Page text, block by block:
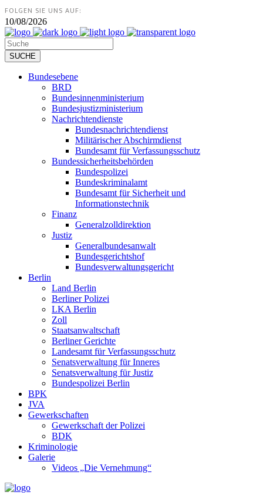
FOLGEN SIE UNS AUF:
10/08/2026
Bundesebene
BRD
Bundesinnenministerium
Bundesjustizministerium
Nachrichtendienste
Bundesnachrichtendienst
Militärischer Abschirmdienst
Bundesamt für Verfassungsschutz
Bundessicherheitsbehörden
Bundespolizei
Bundeskriminalamt
Bundesamt für Sicherheit und
Informationstechnik
Finanz
Generalzolldirektion
Justiz
Generalbundesanwalt
Bundesgerichtshof
Bundesverwaltungsgericht
Berlin
Land Berlin
Berliner Polizei
LKA Berlin
Zoll
Staatsanwaltschaft
Berliner Gerichte
Landesamt für Verfassungsschutz
Senatsverwaltung für Inneres
Senatsverwaltung für Justiz
Bundespolizei Berlin
BPK
JVA
Gewerkschaften
Gewerkschaft der Polizei
BDK
Kriminologie
Galerie
Videos „Die Vernehmung“